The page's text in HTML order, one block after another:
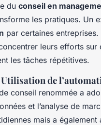
du conseil en
les pratiques. Un
par certaines
leurs efforts sur
les tâches répétitives.
Utilisation de
conseil renommée a
et l’analyse de
mais a également